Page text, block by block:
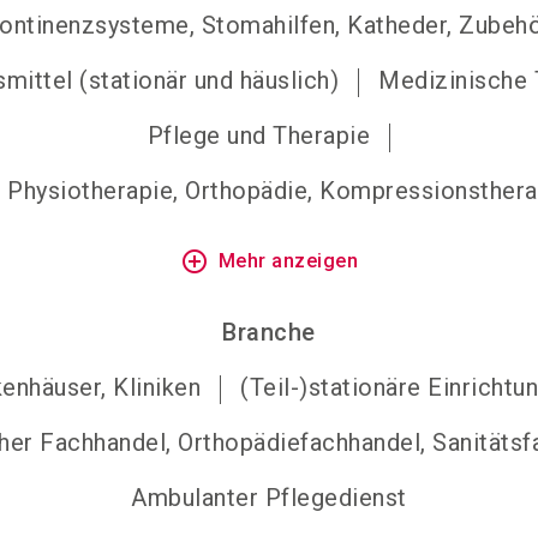
Stomahilfen, Katheder,
(stationär und häuslich)
Medizinische
Pflege und Therapie
Orthopädie,
add_circle_outline Mehr anzeigen
Branche
Kliniken
(Teil-)stationäre
Fachhandel, Orthopädiefachhandel,
Ambulanter Pflegedienst